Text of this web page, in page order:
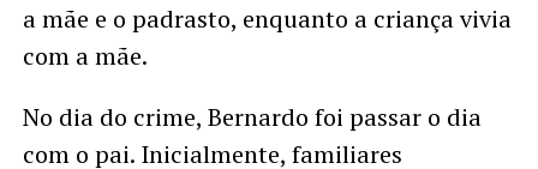
a mãe e o padrasto, enquanto a criança vivia
com a mãe.
No dia do crime, Bernardo foi passar o dia
com o pai. Inicialmente, familiares